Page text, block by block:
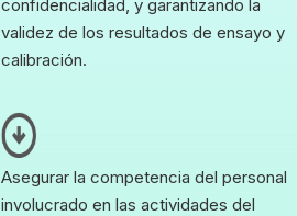
confidencialidad, y garantizando la
validez de los resultados de ensayo y
calibración.
Asegurar la competencia del personal
involucrado en las actividades del